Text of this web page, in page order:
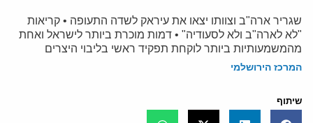
שגריר ארה"ב וצוותו יצאו את עיראק לשדה התעופה • קריאות
"לא לארה"ב ולא לסעודיה" • דמות מוכרת ביותר לישראל ואחת
מהמשמעותיות ביותר לוקחת תפקיד ראשי בליבוי היצרים
המרכז הירושלמי
שיתוף